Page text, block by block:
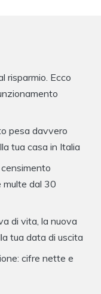
risparmio. Ecco
pesa davvero
tua casa in Italia
multe dal 30
di vita, la nuova
tua data di uscita
cifre nette e